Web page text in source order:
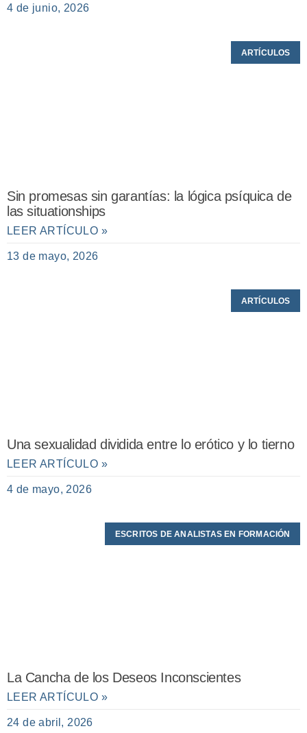
4 de junio, 2026
ARTÍCULOS
Sin promesas sin garantías: la lógica psíquica de
las situationships
LEER ARTÍCULO »
13 de mayo, 2026
ARTÍCULOS
Una sexualidad dividida entre lo erótico y lo tierno
LEER ARTÍCULO »
4 de mayo, 2026
ESCRITOS DE ANALISTAS EN FORMACIÓN
La Cancha de los Deseos Inconscientes
LEER ARTÍCULO »
24 de abril, 2026